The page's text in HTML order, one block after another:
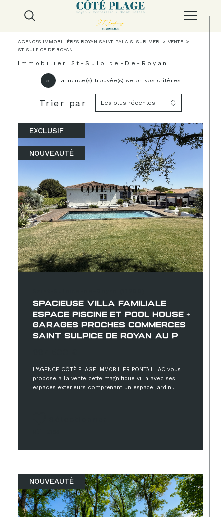
AGENCES IMMOBILIÈRES ROYAN SAINT-PALAIS-SUR-MER
VENTE
ST SULPICE DE ROYAN
Immobilier St-Sulpice-De-Royan
5 annonce(s) trouvée(s) selon vos critères
Trier par Les plus récentes
SPACIEUSE VILLA FAMILIALE
ESPACE PISCINE ET POOL HOUSE +
GARAGES PROCHES COMMERCES
SAINT SULPICE DE ROYAN AU P
L'AGENCE CÔTÉ PLAGE IMMOBILIER PONTAILLAC vous
propose à la vente cette magnifique villa avec ses
espaces exterieurs comprenant un espace jardin...
EXCLUSIF
NOUVEAUTÉ
NOUVEAUTÉ